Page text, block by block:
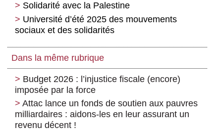
Solidarité avec la Palestine
Université d’été 2025 des mouvements
sociaux et des solidarités
Dans la même rubrique
Budget 2026 : l’injustice fiscale (encore)
imposée par la force
Attac lance un fonds de soutien aux pauvres
milliardaires : aidons-les en leur assurant un
revenu décent !